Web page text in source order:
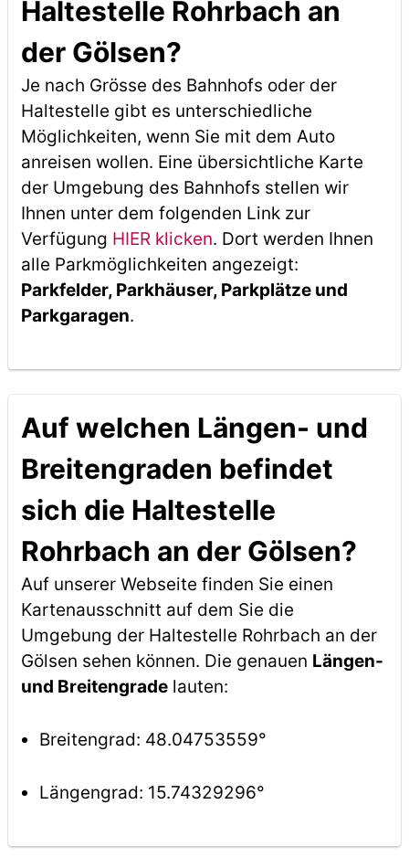
Haltestelle Rohrbach an
der Gölsen?
Je nach Grösse des Bahnhofs oder der
Haltestelle gibt es unterschiedliche
Möglichkeiten, wenn Sie mit dem Auto
anreisen wollen. Eine übersichtliche Karte
der Umgebung des Bahnhofs stellen wir
Ihnen unter dem folgenden Link zur
Verfügung HIER klicken. Dort werden Ihnen
alle Parkmöglichkeiten angezeigt:
Parkfelder, Parkhäuser, Parkplätze und
Parkgaragen.
Auf welchen Längen- und
Breitengraden befindet
sich die Haltestelle
Rohrbach an der Gölsen?
Auf unserer Webseite finden Sie einen
Kartenausschnitt auf dem Sie die
Umgebung der Haltestelle Rohrbach an der
Gölsen sehen können. Die genauen Längen-
und Breitengradelauten:
Breitengrad: 48.04753559°
Längengrad: 15.74329296°